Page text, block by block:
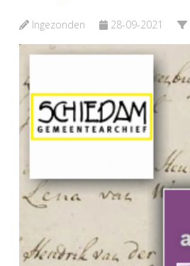
Ingezonden 28-09-2021